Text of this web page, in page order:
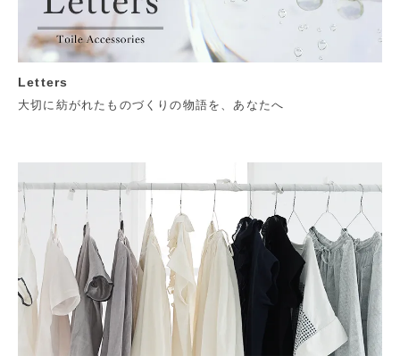
Letters
大切に紡がれたものづくりの物語を、あなたへ